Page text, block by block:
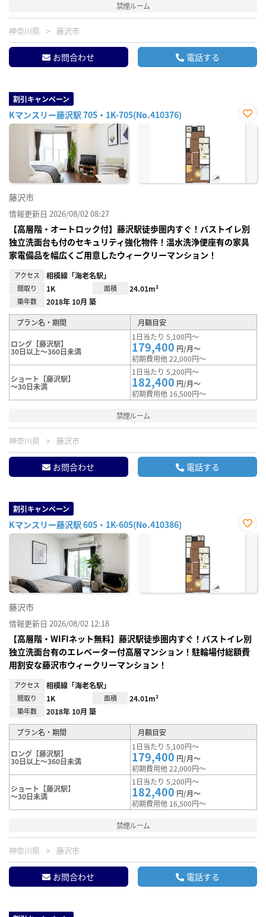
禁煙ルーム
神奈川県 藤沢市
お問合わせ 電話する
割引キャンペーン
Kマンスリー藤沢駅 705・1K-705(No.410376)
お気
藤沢市
情報更新日 2026/08/02 08:27
【高層階・オートロック付】藤沢駅徒歩圏内すぐ！バストイレ別
独立洗面台も付のセキュリティ強化物件！温水洗浄便座有の家具
家電備品を幅広くご用意したウィークリーマンション！
アクセス 相模線「海老名駅」
間取り 1K 面積 24.01m²
築年数 2018年 10月 築
プラン名・期間 月額目安
ロング【藤沢駅】
30日以上～360日未満
1日当たり 5,100円～
179,400 円/月～
初期費用他 22,000円～
ショート【藤沢駅】
～30日未満
1日当たり 5,200円～
182,400 円/月～
初期費用他 16,500円～
禁煙ルーム
神奈川県 藤沢市
お問合わせ 電話する
割引キャンペーン
Kマンスリー藤沢駅 605・1K-605(No.410386)
お気
藤沢市
情報更新日 2026/08/02 12:18
【高層階・WIFIネット無料】藤沢駅徒歩圏内すぐ！バストイレ別
独立洗面台有のエレベーター付高層マンション！駐輪場付総額費
用割安な藤沢市ウィークリーマンション！
アクセス 相模線「海老名駅」
間取り 1K 面積 24.01m²
築年数 2018年 10月 築
プラン名・期間 月額目安
ロング【藤沢駅】
30日以上～360日未満
1日当たり 5,100円～
179,400 円/月～
初期費用他 22,000円～
ショート【藤沢駅】
～30日未満
1日当たり 5,200円～
182,400 円/月～
初期費用他 16,500円～
禁煙ルーム
神奈川県 藤沢市
お問合わせ 電話する